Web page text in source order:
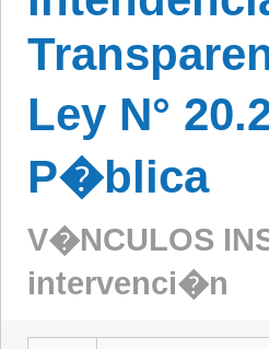
Ley N°
P�blica
V�NCULOS
intervenci�n